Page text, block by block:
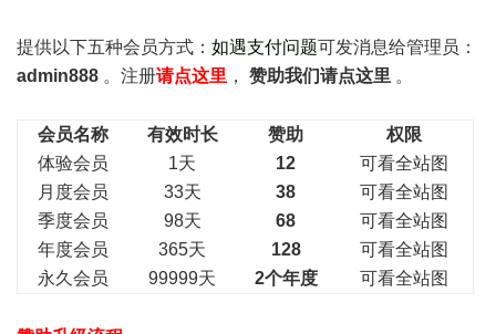
提供以下五种会员方式： 如遇支付问题可发消息给管理员：
admin888 。注册请点这里 ， 赞助我们请点这里 。
会员名称 有效时长 赞助
权限
体验会员
1天 12
可看全站图
月度会员
33天 38
可看全站图
季度会员
98天 68
可看全站图
年度会员
365天 128
可看全站图
永久会员
99999天 2个年度 可看全站图